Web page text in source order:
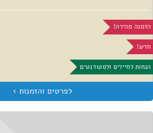
הזמנה מהירה!
חדש!
הנחות לחיילים ולסטודנטים